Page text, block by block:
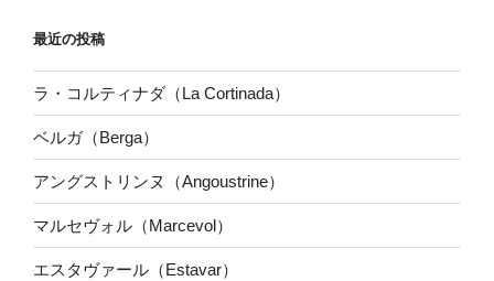
最近の投稿
ラ・コルティナダ（La Cortinada）
ベルガ（Berga）
アングストリンヌ（Angoustrine）
マルセヴォル（Marcevol）
エスタヴァール（Estavar）